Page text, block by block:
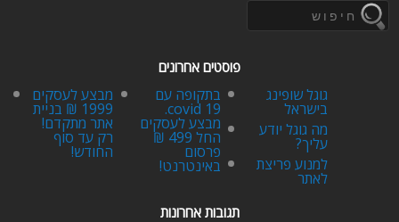
פוסטים אחרונים
מבצע לעסקים
1999 ₪ בניית
אתר מתקדם!
רק עד סוף
החודש!
בתקופה עם
covid 19.
מבצע לעסקים
החל 499 ₪
פרסום
באינטרנט!
גוגל שופינג
בישראל
מה גוגל יודע
עליך?
למנוע פריצת
לאתר
תגובות אחרונות